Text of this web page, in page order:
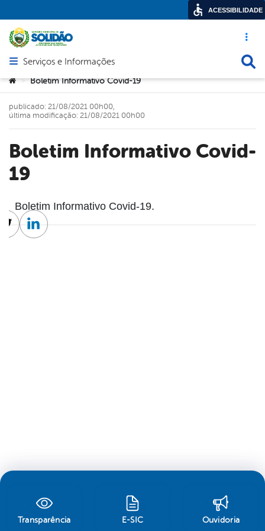
Acesso
Abrir menu principal de navegação
Serviços e Informações
Você está aqui:
> Boletim Informativo Covid-19
Boletim Informativo Covid-
19
publicado: 21/08/2021 00h00,
última modificação: 21/08/2021 00h00
Boletim Informativo Covid-19.
TwitterLinkedin
Transparência E-SIC Ouvidoria
ACESSIBILIDADE